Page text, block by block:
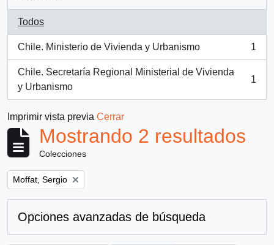
Todos
Chile. Ministerio de Vivienda y Urbanismo
, 1 resultados
1
Chile. Secretaría Regional Ministerial de Vivienda
y Urbanismo
, 1 resultados
1
Imprimir vista previa Cerrar
Mostrando 2 resultados
Colecciones
Remove filter:
Moffat, Sergio
Opciones avanzadas de búsqueda